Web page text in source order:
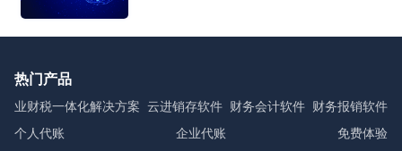
热门产品
业财税一体化解决方案 云进销存软件 财务会计软件 财务报销软件
个人代账
企业代账 免费体验